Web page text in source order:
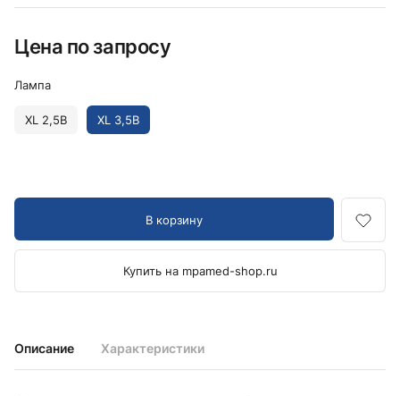
Описание Характеристики
Цена по запросу
Лампа
XL 2,5В XL 3,5В
В корзину
Купить на mpamed-shop.ru